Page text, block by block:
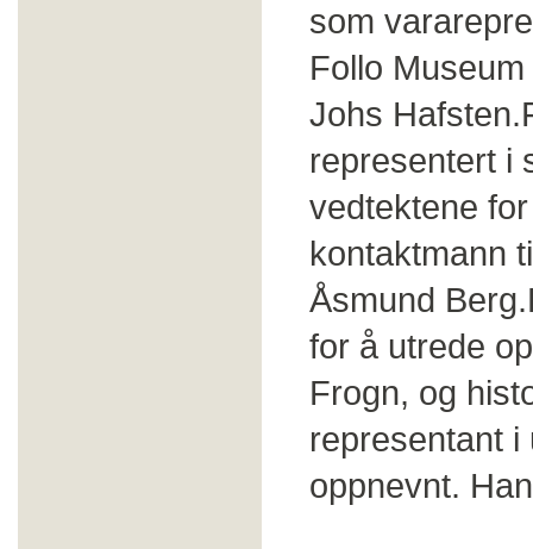
som
Follo
Johs
representert i
vedtektene
kontaktmann
Åsmund
for å utrede
Frogn, og
representant i
oppnevnt.